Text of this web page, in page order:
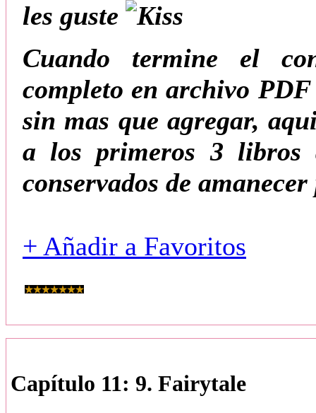
les guste
Cuando termine el
completo en archivo
sin mas que agregar,
a los primeros 3 libros
conservados de
+ Añadir a Favoritos
Capítulo 11: 9. Fairytale